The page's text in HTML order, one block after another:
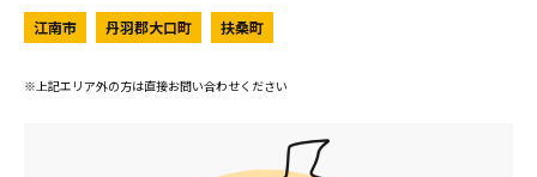
江南市 丹羽郡大口町 扶桑町
※上記エリア外の方は直接お問い合わせください